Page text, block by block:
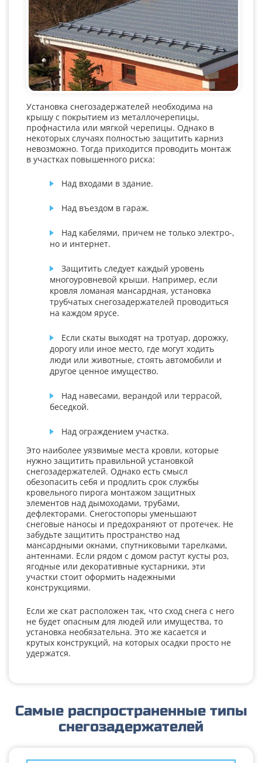
Установка снегозадержателей необходима на
крышу с покрытием из металлочерепицы,
профнастила или мягкой черепицы. Однако в
некоторых случаях полностью защитить карниз
невозможно. Тогда приходится проводить монтаж
в участках повышенного риска:
Над входами в здание.
Над въездом в гараж.
Над кабелями, причем не только электро-,
но и интернет.
Защитить следует каждый уровень
многоуровневой крыши. Например, если
кровля ломаная мансардная, установка
трубчатых снегозадержателей проводиться
на каждом ярусе.
Если скаты выходят на тротуар, дорожку,
дорогу или иное место, где могут ходить
люди или животные, стоять автомобили и
другое ценное имущество.
Над навесами, верандой или террасой,
беседкой.
Над ограждением участка.
Это наиболее уязвимые места кровли, которые
нужно защитить правильной установкой
снегозадержателей. Однако есть смысл
обезопасить себя и продлить срок службы
кровельного пирога монтажом защитных
элементов над дымоходами, трубами,
дефлекторами. Снегостопоры уменьшают
снеговые наносы и предохраняют от протечек. Не
забудьте защитить пространство над
мансардными окнами, спутниковыми тарелками,
антеннами. Если рядом с домом растут кусты роз,
ягодные или декоративные кустарники, эти
участки стоит оформить надежными
конструкциями.
Если же скат расположен так, что сход снега с него
не будет опасным для людей или имущества, то
установка необязательна. Это же касается и
крутых конструкций, на которых осадки просто не
удержатся.
Самые распространенные типы
снегозадержателей